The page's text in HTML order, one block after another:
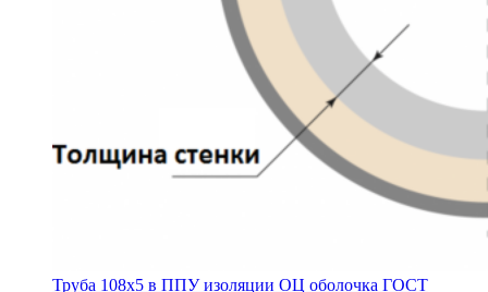
Труба 108х5 в ППУ изоляции ОЦ оболочка ГОСТ